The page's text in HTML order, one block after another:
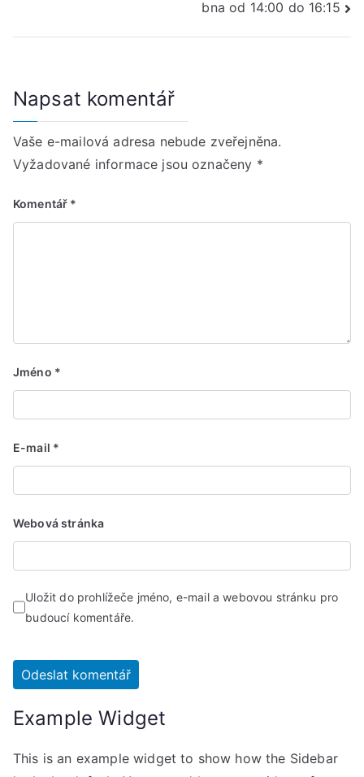
bna od 14:00 do 16:15
Napsat komentář
Vaše e-mailová adresa nebude zveřejněna.
Vyžadované informace jsou označeny *
Komentář *
Jméno *
E-mail *
Webová stránka
Uložit do prohlížeče jméno, e-mail a webovou stránku pro
budoucí komentáře.
Example Widget
This is an example widget to show how the Sidebar